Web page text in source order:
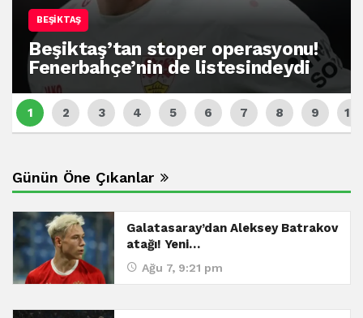
BEŞIKTAŞ
Beşiktaş’tan stoper operasyonu!
Fenerbahçe’nin de listesindeydi
Günün Öne Çıkanlar
Galatasaray’dan Aleksey Batrakov
atağı! Yeni…
Ağu 7, 9:21 pm